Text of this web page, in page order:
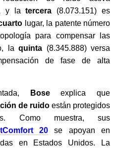
y latercera (8.073.151) es
lugar, la patente número
para compensar las
laquinta (8.345.888) versa
de fase de alta
Boseexplica que
de ruido están protegidos
Como muestra, sus
20 se apoyan en
en Estados Unidos. La